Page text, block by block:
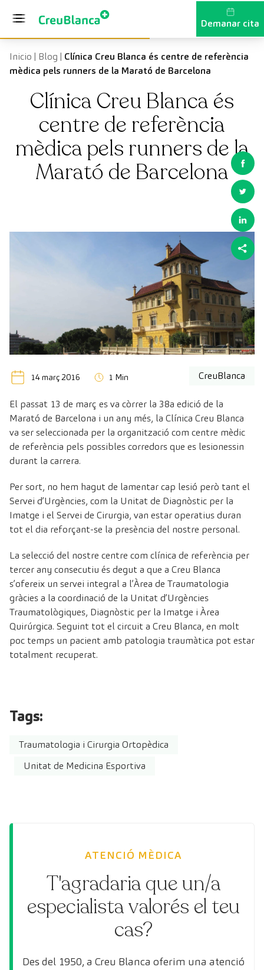
Demanar cita
Inicio | Blog | Clínica Creu Blanca és centre de referència
mèdica pels runners de la Marató de Barcelona
Clínica Creu Blanca és
centre de referència
mèdica pels runners de la
Marató de Barcelona
14 març 2016 1 Min CreuBlanca
El passat 13 de març es va còrrer la 38a edició de la
Marató de Barcelona i un any més, la Clínica Creu Blanca
va ser seleccionada per la organització com centre mèdic
de referència pels possibles corredors que es lesionessin
durant la carrera.
Per sort, no hem hagut de lamentar cap lesió però tant el
Servei d’Urgències, com la Unitat de Diagnòstic per la
Imatge i el Servei de Cirurgia, van estar operatius duran
tot el dia reforçant-se la presència del nostre personal.
La selecció del nostre centre com clínica de referència per
tercer any consecutiu és degut a que a Creu Blanca
s’ofereix un servei integral a l’Àrea de Traumatologia
gràcies a la coordinació de la Unitat d’Urgències
Traumatològiques, Diagnòstic per la Imatge i Àrea
Quirúrgica. Seguint tot el circuit a Creu Blanca, en molt
poc temps un pacient amb patologia traumàtica pot estar
totalment recuperat.
Tags:
Traumatologia i Cirurgia Ortopèdica
Unitat de Medicina Esportiva
ATENCIÓ MÈDICA
T'agradaria que un/a
especialista valorés el teu
cas?
Des del 1950, a Creu Blanca oferim una atenció